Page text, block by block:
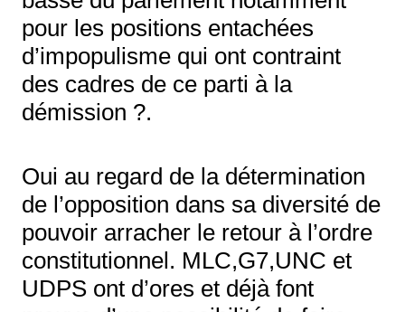
pour les positions entachées
d’impopulisme qui ont contraint
des cadres de ce parti à la
démission ?.
Oui au regard de la détermination
de l’opposition dans sa diversité de
pouvoir arracher le retour à l’ordre
constitutionnel. MLC,G7,UNC et
UDPS ont d’ores et déjà font